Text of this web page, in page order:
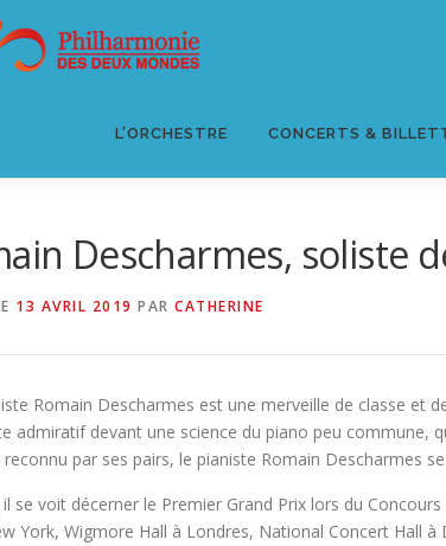
L’ORCHESTRE CONCERTS &
Descharmes, soliste
13 AVRIL 2019 PAR CATHERINE
Romain Descharmes est une merveille de classe et
admiratif devant une science du piano peu commune,
reconnu par ses pairs, le pianiste Romain Descharmes
il se voit décerner le Premier Grand Prix lors du
York, Wigmore Hall à Londres, National Concert Hall